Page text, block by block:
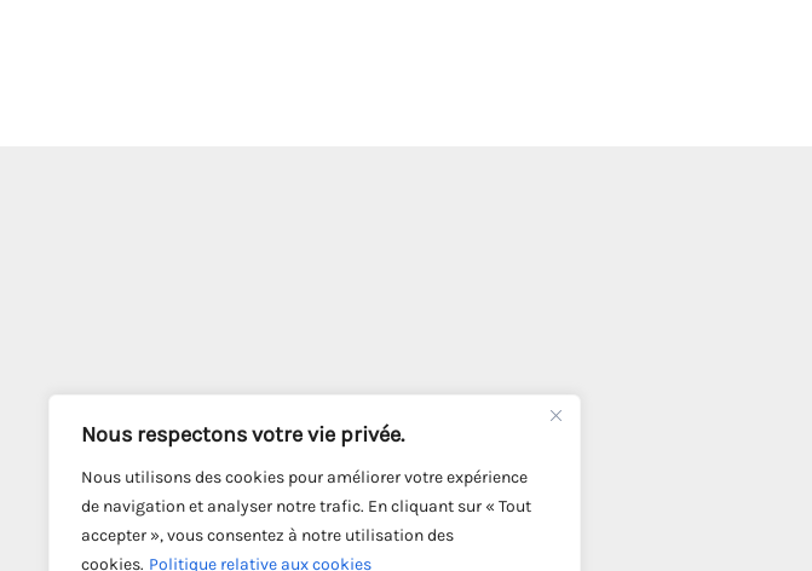
Nous respectons votre vie privée.
Nous utilisons des cookies pour améliorer votre expérience
de navigation et analyser notre trafic. En cliquant sur « Tout
accepter », vous consentez à notre utilisation des
cookies. Politique relative aux cookies